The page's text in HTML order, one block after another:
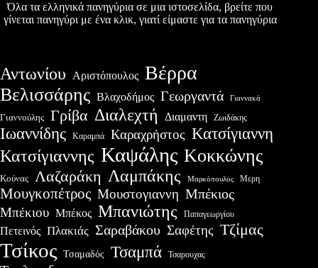
Όλα τα ελληνικά πανηγύρια σε μια ιστοσελίδα, βρείτε που
γίνεται πανηγύρι με ένα κλικ, γιατί είμαστε για τα πανηγύρια
Αντωνίου Αριστόπουλος Βέρρα
Βελισσάρης Βλαχοδήμος Γεωργαντά Γιαννακά
Γιαννούλης Γρίβα Διαλεχτή Διαμαντη Ζωιδάκης
Ιωαννίδης Καραμπά Καραχρήστος Κατσίγιαννη
Κατσίγιαννης Καψάλης Κοκκώνης
Κούνας Λαζαράκη Λαμπάκης Μαρκόπουλος Μερη
Μουγκοπέτρος Μουστογιαννη Μπέκιος
Μπέκιου Μπέκος Μπανιώτης Παπαγεωργίου
Πετεινός Πλακιάς Σαραβάκου Σαφέτης Τζίμας
Τσίκος Τσαμαδός Τσαμπά Τσαρουχας